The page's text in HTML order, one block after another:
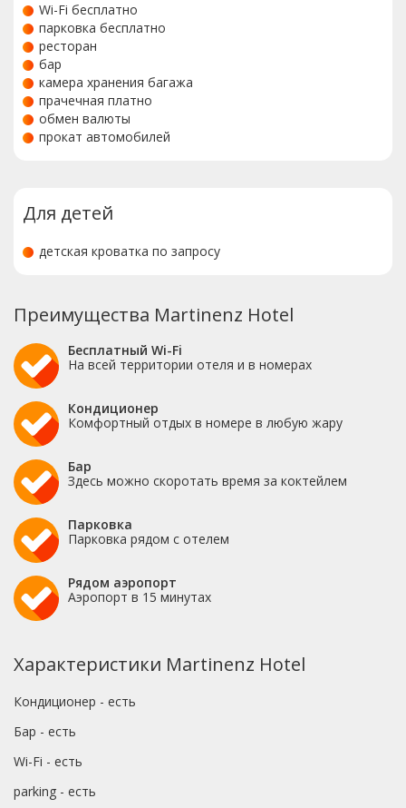
Wi-Fi бесплатно
парковка бесплатно
ресторан
бар
камера хранения багажа
прачечная платно
обмен валюты
прокат автомобилей
Для детей
детская кроватка по запросу
Преимущества Martinenz Hotel
Бесплатный Wi-Fi
На всей территории отеля и в номерах
Кондиционер
Комфортный отдых в номере в любую жару
Бар
Здесь можно скоротать время за коктейлем
Парковка
Парковка рядом с отелем
Рядом аэропорт
Аэропорт в 15 минутах
Характеристики Martinenz Hotel
Кондиционер - есть
Бар - есть
Wi-Fi - есть
parking - есть